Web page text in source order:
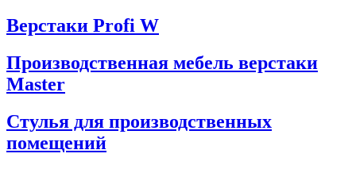
Верстаки Profi W
Производственная мебель верстаки
Master
Стулья для производственных
помещений